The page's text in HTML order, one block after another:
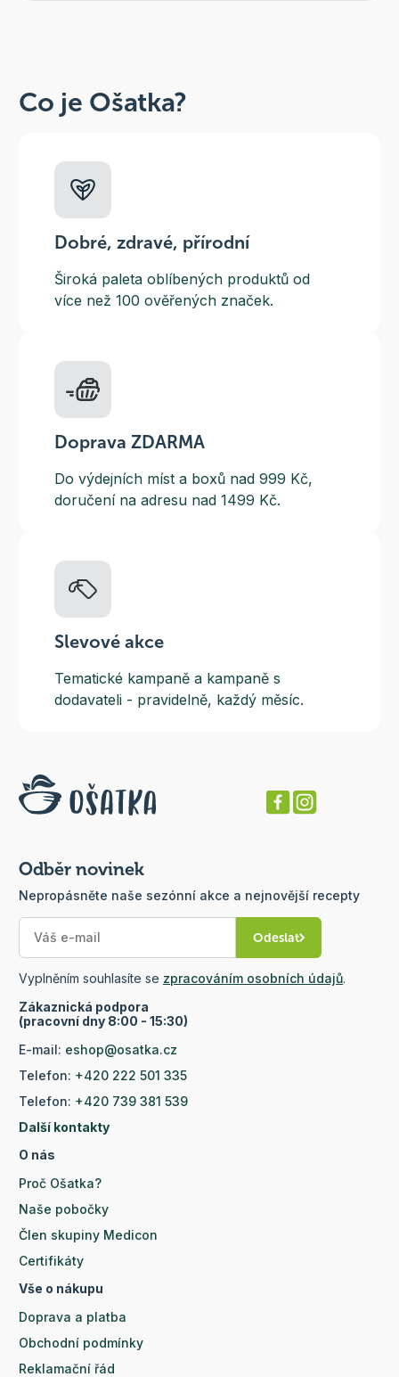
Co je Ošatka?
Dobré, zdravé, přírodní
Široká paleta oblíbených produktů od
více než 100 ověřených značek.
Doprava ZDARMA
Do výdejních míst a boxů nad 999 Kč,
doručení na adresu nad 1499 Kč.
Slevové akce
Tematické kampaně a kampaně s
dodavateli - pravidelně, každý měsíc.
Odběr novinek
Nepropásněte naše sezónní akce a nejnovější recepty
Odeslat
Vyplněním souhlasíte se zpracováním osobních údajů.
Zákaznická podpora
(pracovní dny 8:00 - 15:30)
E-mail: eshop@osatka.cz
Telefon: +420 222 501 335
Telefon: +420 739 381 539
Další kontakty
O nás
Proč Ošatka?
Naše pobočky
Člen skupiny Medicon
Certifikáty
Vše o nákupu
Doprava a platba
Obchodní podmínky
Reklamační řád